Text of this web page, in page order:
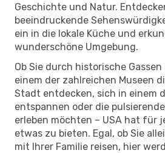
Geschichte und Natur.
beeindruckende
ein in die lokale Küche und
wunderschöne Umgebung.
Ob Sie durch historische
einem der zahlreichen Museen
Stadt entdecken, sich in einem
entspannen oder die
erleben möchten – USA hat für
etwas zu bieten. Egal, ob Sie
mit Ihrer Familie reisen, hier